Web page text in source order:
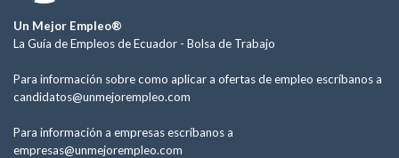
Un Mejor Empleo®
La Guía de Empleos de Ecuador - Bolsa de Trabajo
Para información sobre como aplicar a ofertas de empleo escríbanos a
candidatos@unmejorempleo.com
Para información a empresas escríbanos a
empresas@unmejorempleo.com